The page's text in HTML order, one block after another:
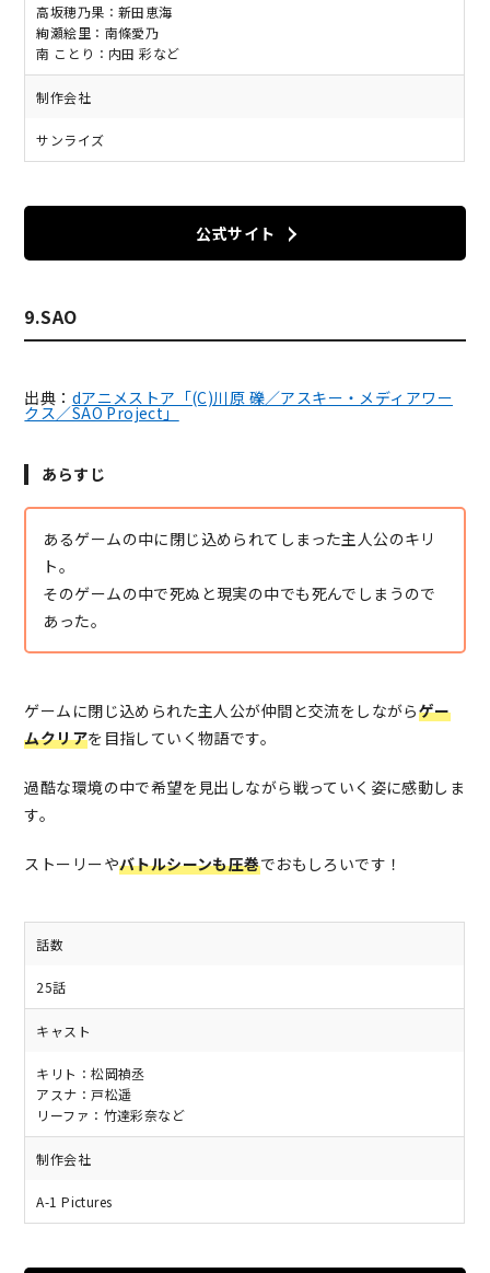
高坂穂乃果：新田恵海
絢瀬絵里：南條愛乃
南 ことり：内田 彩など
制作会社
サンライズ
公式サイト
9.SAO
出典： dアニメストア「(C)川原 礫／アスキー・メディアワー
クス／SAO Project」
あらすじ
あるゲームの中に閉じ込められてしまった主人公のキリ
ト。
そのゲームの中で死ぬと現実の中でも死んでしまうので
あった。
ゲームに閉じ込められた主人公が仲間と交流をしながらゲー
ムクリアを目指していく物語です。
過酷な環境の中で希望を見出しながら戦っていく姿に感動しま
す。
ストーリーやバトルシーンも圧巻でおもしろいです！
話数
25話
キャスト
キリト：松岡禎丞
アスナ：戸松遥
リーファ：竹達彩奈など
制作会社
A-1 Pictures